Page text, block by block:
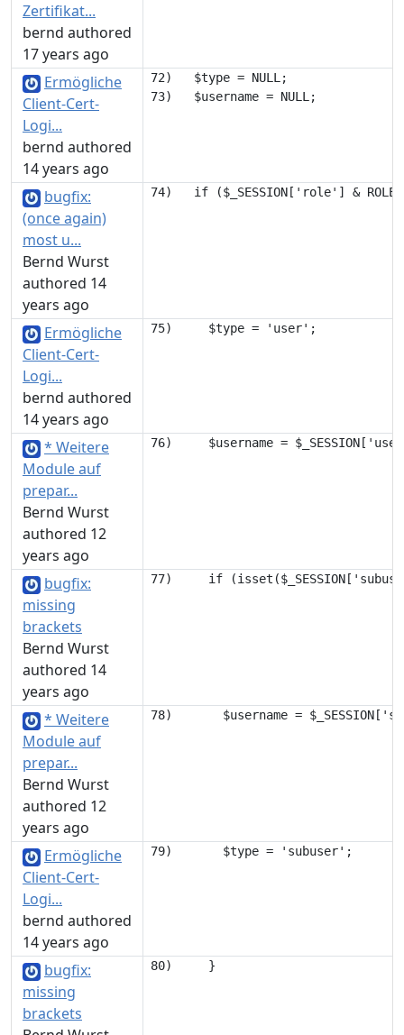
Zertifikat...
bernd authored
17 years ago
Ermögliche
Client-Cert-
Logi...
bernd authored
14 years ago
72)   $type = NULL;
bugfix:
(once again)
most u...
Bernd Wurst
authored 14
years ago
Ermögliche
Client-Cert-
Logi...
bernd authored
14 years ago
* Weitere
Module auf
prepar...
Bernd Wurst
authored 12
years ago
bugfix:
missing
brackets
Bernd Wurst
authored 14
years ago
* Weitere
Module auf
prepar...
Bernd Wurst
authored 12
years ago
Ermögliche
Client-Cert-
Logi...
bernd authored
14 years ago
bugfix:
missing
brackets